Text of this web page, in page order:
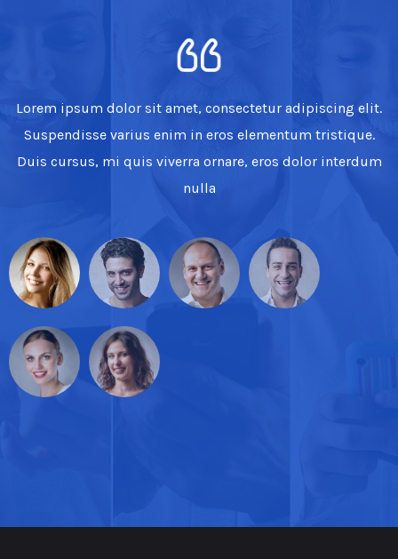
Lorem ipsum dolor sit amet, consectetur adipiscing elit.
Suspendisse varius enim in eros elementum tristique.
Duis cursus, mi quis viverra ornare, eros dolor interdum
nulla